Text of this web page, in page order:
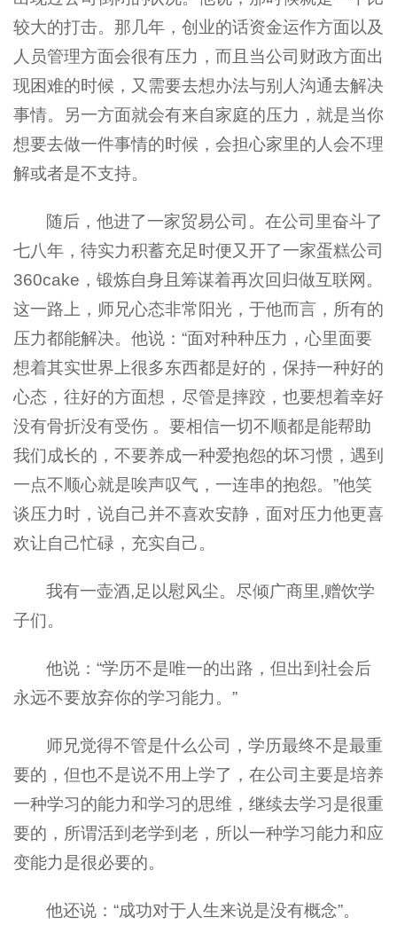
较大的打击。那几年，创业的话资金运作方面以及
人员管理方面会很有压力，而且当公司财政方面出
现困难的时候，又需要去想办法与别人沟通去解决
事情。另一方面就会有来自家庭的压力，就是当你
想要去做一件事情的时候，会担心家里的人会不理
解或者是不支持。
随后，他进了一家贸易公司。在公司里奋斗了
七八年，待实力积蓄充足时便又开了一家蛋糕公司
360cake，锻炼自身且筹谋着再次回归做互联网。
这一路上，师兄心态非常阳光，于他而言，所有的
压力都能解决。他说：“面对种种压力，心里面要
想着其实世界上很多东西都是好的，保持一种好的
心态，往好的方面想，尽管是摔跤，也要想着幸好
没有骨折没有受伤 。要相信一切不顺都是能帮助
我们成长的，不要养成一种爱抱怨的坏习惯，遇到
一点不顺心就是唉声叹气，一连串的抱怨。”他笑
谈压力时，说自己并不喜欢安静，面对压力他更喜
欢让自己忙碌，充实自己。
我有一壶酒,足以慰风尘。尽倾广商里,赠饮学
子们。
他说：“学历不是唯一的出路，但出到社会后
永远不要放弃你的学习能力。”
师兄觉得不管是什么公司，学历最终不是最重
要的，但也不是说不用上学了，在公司主要是培养
一种学习的能力和学习的思维，继续去学习是很重
要的，所谓活到老学到老，所以一种学习能力和应
变能力是很必要的。
他还说：“成功对于人生来说是没有概念”。